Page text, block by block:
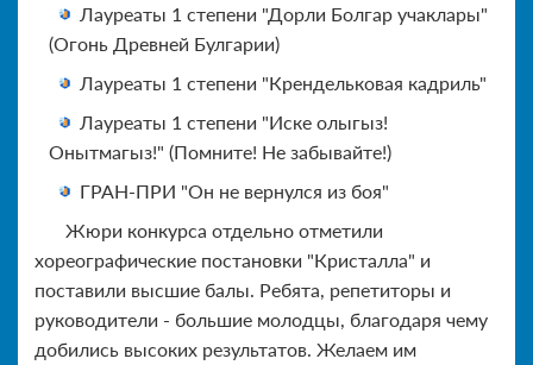
Лауреаты 1 степени "Дорли Болгар учаклары"
(Огонь Древней Булгарии)
Лауреаты 1 степени "Крендельковая кадриль"
Лауреаты 1 степени "Иске олыгыз!
Онытмагыз!" (Помните! Не забывайте!)
ГРАН-ПРИ "Он не вернулся из боя"
Жюри конкурса отдельно отметили
хореографические постановки "Кристалла" и
поставили высшие балы. Ребята, репетиторы и
руководители - большие молодцы, благодаря чему
добились высоких результатов. Желаем им